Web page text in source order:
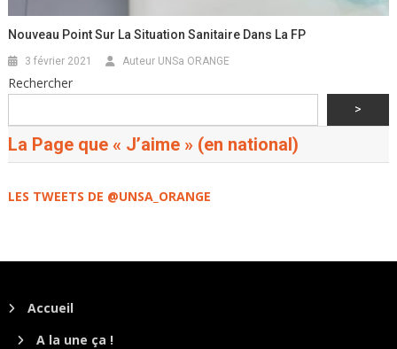
Nouveau Point Sur La Situation Sanitaire Dans La FP
3 février 2021 Auteur UNSa ORANGE
Rechercher
>
La Page que « J’aime » (en national)
LES TWEETS DE @UNSA_ORANGE
Accueil
A la une ça !